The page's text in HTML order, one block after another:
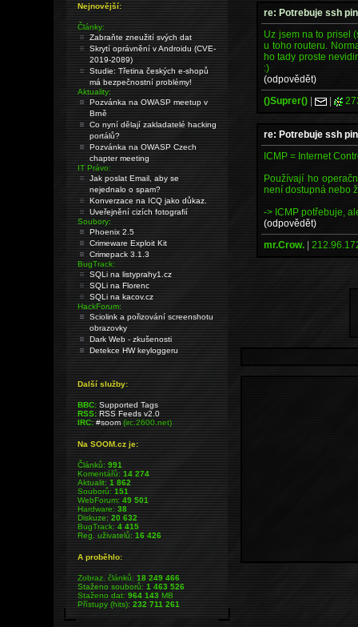
re: Potrebuje ssh
Uz jsem na to prisel
u toho routeru.
ho tady proste
:)
(odpovědět)
()Suprer() | |
re: Potrebuje ssh
ICMP = Internet
Používají ho
není dostupná nebo
-> ICMP potřebuje,
(odpovědět)
mr.Crow. |
Nejnovější:
Články:
Zabraňte zneužití svých dat
Skrytí oprávnění v Androidu (CVE-
2019-2089)
Studie: Třetina českých e-shopů
má bezpečnostní problémy!
Aktuality:
Pozvánka na OWASP meetup v
Brně
Co nyní dělají zakladatelé hacking
portálů?
Pozvánka na OWASP Czech
chapter meeting
IT Právo:
Jak poslat Email, aby se
nejednalo o spam?
Konverzace na ICQ jako důkaz.
Uveřejnění cizích fotografií
Soubory:
Phoenix 2.5
Crimeware Exploit Kit
Crimepack 3.1.3
BugTrack:
SQLi na listyprahy1.cz
SQLi na Florenc
SQLi na kacov.cz
HackForum:
Sciolink a pořizování screenshotu
obrazovky
Dark Web - zkušenosti
Detekce HW keyloggeru
Další služby:
BBC: Supported Tags
RSS: RSS Feeds v2.0
IRC: #soom(irc.2600.net)
Na SOOM.cz je:
Článků:991
Komentářů:14 274
Aktualit:1 862
Souborů:151
WebForum:49 501
Hardware:38
Diskuze:20 632
BugTrack:4 415
Reg. uživatelů:16 426
A proběhlo:
Zobraz. článků:18 249 466
Staženo souborů:1 463 526
Staženo dat:964 143MB
Přístupy (hits):232 711 261